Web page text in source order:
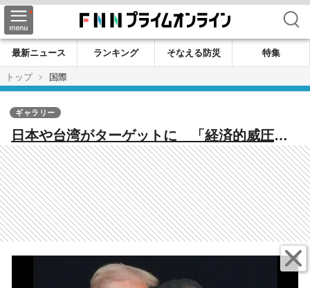
検索
最新ニュース ランキング そなえる防災
特集
トップ
国際
日本や台湾がターゲットに 「経済的威圧」
は中国だけじゃない 【混迷の世界情勢を生
き抜くキーワード】
ギャラリー